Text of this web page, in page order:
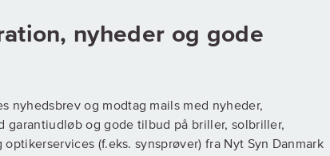
nyheder og gode
nyhedsbrev og modtag mails med nyheder,
garantiudløb og gode tilbud på briller, solbriller,
optikerservices (f.eks. synsprøver) fra Nyt Syn Danmark